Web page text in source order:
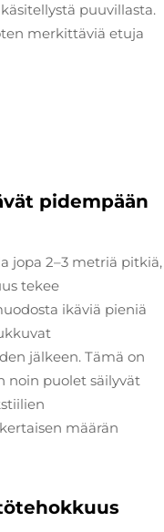
puuvillasta.
merkittäviä etuja
pidempään
jopa 2–3 metriä pitkiä,
tekee
ikäviä pieniä
jälkeen. Tämä on
noin puolet säilyvät
määrän